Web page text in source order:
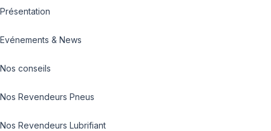
Présentation
Evénements & News
Nos conseils
Nos Revendeurs Pneus
Nos Revendeurs Lubrifiant